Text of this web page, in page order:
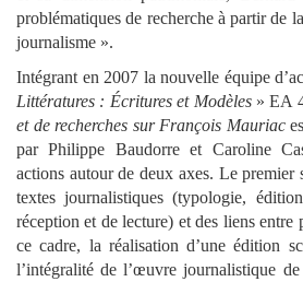
problématiques de recherche à partir de
journalisme ».
Intégrant en 2007 la nouvelle équipe
Littératures : Écritures et Modèles» EA
et de recherches sur François Mauriac
par Philippe Baudorre et Caroline
actions autour de deux axes. Le premier
textes journalistiques (typologie,
réception et de lecture) et des liens entre
ce cadre, la réalisation d’une édition
l’intégralité de l’œuvre journalistique